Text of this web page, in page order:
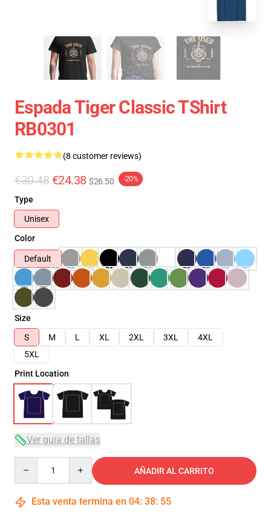
Espada Tiger Classic TShirt
RB0301
(8 customer reviews)
€30.48 €24.38 $26.50 -20%
Type
Unisex
Color
Default
Size
S
M L XL 2XL 3XL
4XL
5XL
Print Location
Ver guía de tallas
AÑADIR AL CARRITO
Esta venta termina en 04: 38: 54